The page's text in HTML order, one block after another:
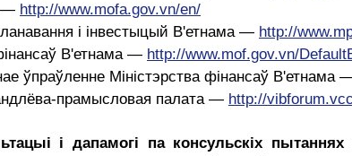
— http://www.mofa.gov.vn/en/
і інвестыцый В'етнама — http://
В'етнама — http://www.mof.gov.vn/
ўпраўленне Міністэрства фінансаў В'етнама
прамысловая палата — http://
і дапамогі па консульскіх